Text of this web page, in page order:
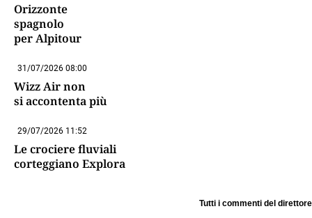
Orizzonte
spagnolo
per Alpitour
31/07/2026 08:00
Wizz Air non
si accontenta più
29/07/2026 11:52
Le crociere fluviali
corteggiano Explora
Tutti i commenti del direttore